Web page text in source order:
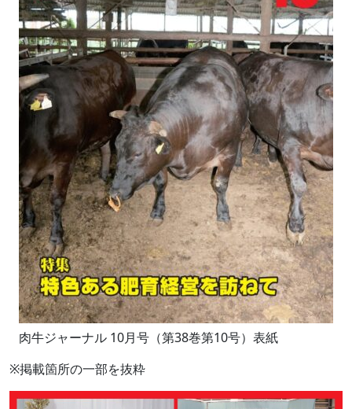
肉牛ジャーナル 10月号（第38巻第10号）表紙
※掲載箇所の一部を抜粋